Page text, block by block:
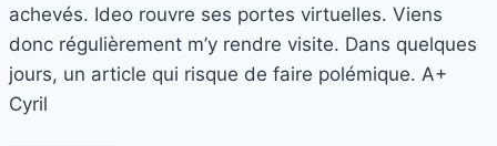
achevés. Ideo rouvre ses portes virtuelles. Viens
donc régulièrement m’y rendre visite. Dans quelques
jours, un article qui risque de faire polémique. A+
Cyril